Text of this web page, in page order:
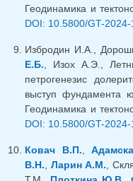
Геодинамика и
DOI: 10.5800/GT-
Избродин И.А.,
Е.Б. , Изох А.Э.,
петрогенезис
выступ фундамента
Геодинамика и
DOI: 10.5800/GT-
Ковач В.П.
В.Н.
Ларин А.М. ,